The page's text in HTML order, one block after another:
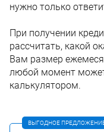
нужно только
При получении
рассчитать, какой
Вам размер
любой момент
калькулятором.
ВЫГОДНОЕ